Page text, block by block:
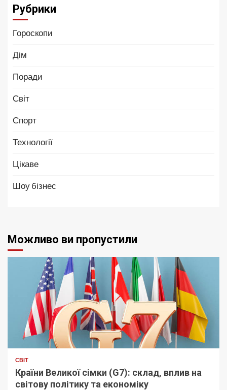
Рубрики
Гороскопи
Дім
Поради
Світ
Спорт
Технології
Цікаве
Шоу бізнес
Можливо ви пропустили
СВІТ
Країни Великої сімки (G7): склад, вплив на
світову політику та економіку